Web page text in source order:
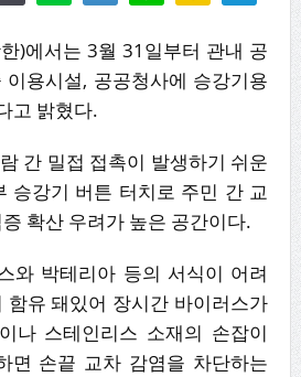
)에서는 3월 31일부터 관내 공
용시설, 공공청사에 승강기용
고 밝혔다.
간 밀접 접촉이 발생하기 쉬운
승강기 버튼 터치로 주민 간 교
확산 우려가 높은 공간이다.
와 박테리아 등의 서식이 어려
함유 돼있어 장시간 바이러스가
나 스테인리스 소재의 손잡이
면 손끝 교차 감염을 차단하는